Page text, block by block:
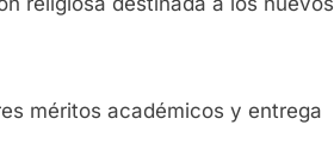
méritos académicos y entrega